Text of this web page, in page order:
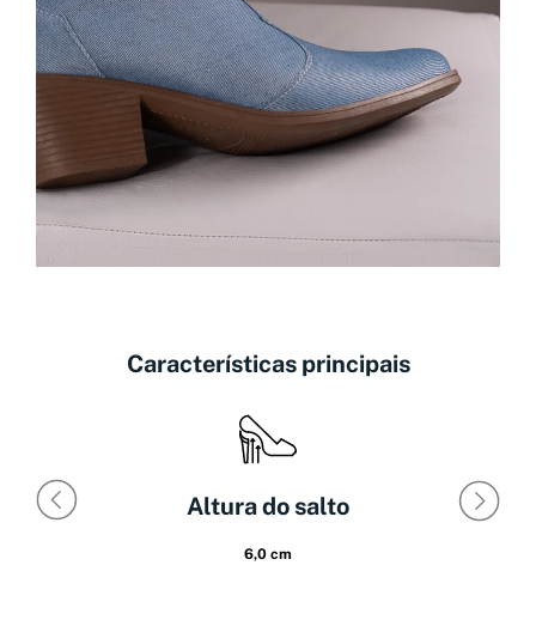
Características principais
Altura do salto
6,0 cm